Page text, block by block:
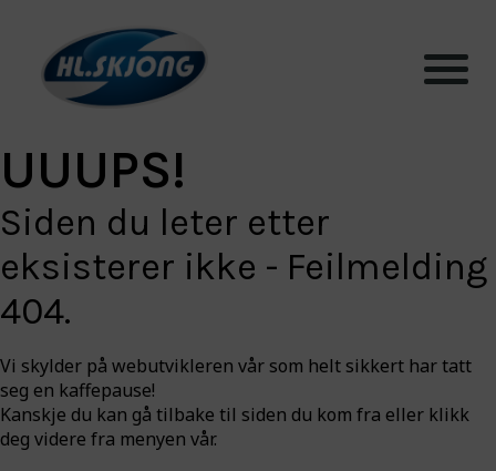
Systemer
Bærekraft
Aktuelt
UUUPS!
Siden du leter etter
eksisterer ikke - Feilmelding
404.
Vi skylder på webutvikleren vår som helt sikkert har tatt
seg en kaffepause!
Kanskje du kan gå tilbake til siden du kom fra eller klikk
deg videre fra menyen vår.